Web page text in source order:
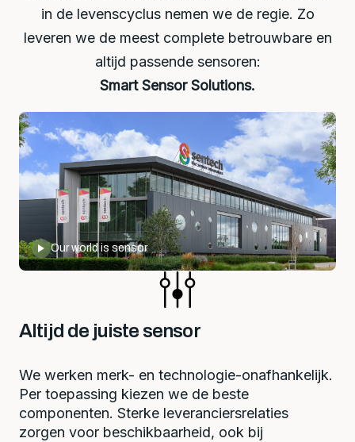
in de levenscyclus nemen we de regie. Zo
leveren we de meest complete betrouwbare en
altijd passende sensoren:
Smart Sensor Solutions.
Our world is sensor
Altijd de juiste sensor
We werken merk- en technologie-onafhankelijk.
Per toepassing kiezen we de beste
componenten. Sterke leveranciersrelaties
zorgen voor beschikbaarheid, ook bij